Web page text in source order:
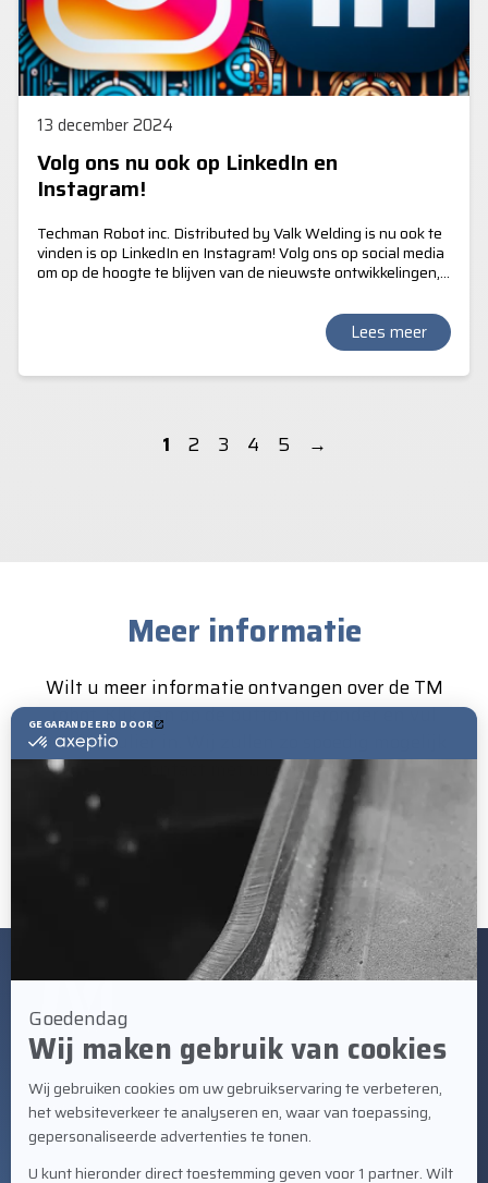
13 december 2024
Volg ons nu ook op LinkedIn en
Instagram!
Techman Robot inc. Distributed by Valk Welding is nu ook te
vinden is op LinkedIn en Instagram! Volg ons op social media
om op de hoogte te blijven van de nieuwste ontwikkelingen,
Lees meer
1 2 3 4 5 →
Meer informatie
Wilt u meer informatie ontvangen over de TM
robot. Klik dan op de button hieronder en vul
het formulier in. Wij zullen zo spoedig mogelijk
contact met u opnemen.
Neem contact op
BEZOEKADRES
Staalindustrieweg 21
NL-2952 AT Alblasserdam
CONTACT
+31 78 69 170 11